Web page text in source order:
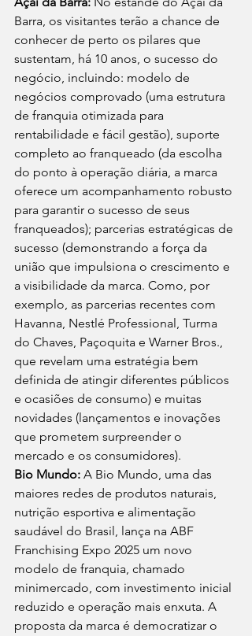
Barra, os visitantes terão a chance de
conhecer de perto os pilares que
sustentam, há 10 anos, o sucesso do
negócio, incluindo: modelo de
negócios comprovado (uma estrutura
de franquia otimizada para
rentabilidade e fácil gestão), suporte
completo ao franqueado (da escolha
do ponto à operação diária, a marca
oferece um acompanhamento robusto
para garantir o sucesso de seus
franqueados); parcerias estratégicas de
sucesso (demonstrando a força da
união que impulsiona o crescimento e
a visibilidade da marca. Como, por
exemplo, as parcerias recentes com
Havanna, Nestlé Professional, Turma
do Chaves, Paçoquita e Warner Bros.,
que revelam uma estratégia bem
definida de atingir diferentes públicos
e ocasiões de consumo) e muitas
novidades (lançamentos e inovações
que prometem surpreender o
mercado e os consumidores).
Bio Mundo: A Bio Mundo, uma das
maiores redes de produtos naturais,
nutrição esportiva e alimentação
saudável do Brasil, lança na ABF
Franchising Expo 2025 um novo
modelo de franquia, chamado
minimercado, com investimento inicial
reduzido e operação mais enxuta. A
proposta da marca é democratizar o